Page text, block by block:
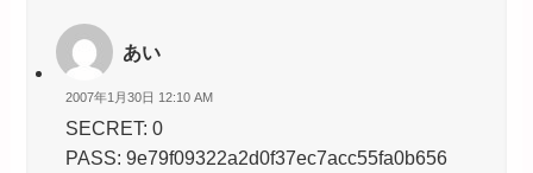
あい
2007年1月30日 12:10 AM
SECRET: 0
PASS: 9e79f09322a2d0f37ec7acc55fa0b656